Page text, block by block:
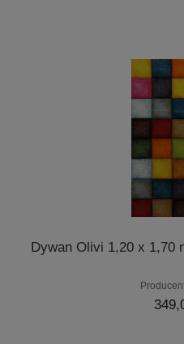
Dywan Olivi 1,20 x 1,70